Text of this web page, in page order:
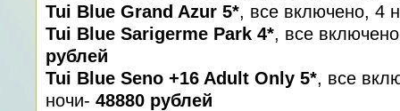
Tui Blue Grand Azur 5*, все включено, 4
Tui Blue Sarigerme Park 4*, все
рублей
Tui Blue Seno +16 Adult Only 5*, все
ночи- 48880 рублей